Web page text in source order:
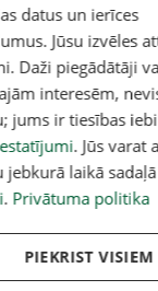
datus un ierīces
Jūsu izvēles
Daži piegādātāji
interesēm,
jums ir tiesības
. Jūs varat
jebkurā laikā sadaļā
. Privātuma politika
PIEKRIST VISIEM